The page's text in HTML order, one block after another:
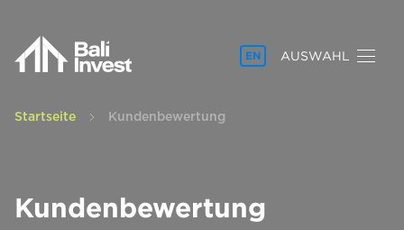
EN AUSWAHL
Startseite Kundenbewertung
Kundenbewertung